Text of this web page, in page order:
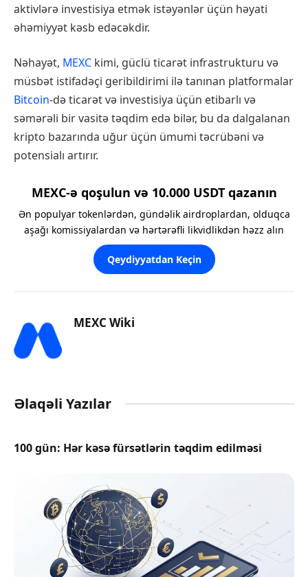
aktivlərə investisiya etmək istəyənlər üçün həyati
əhəmiyyət kəsb edəcəkdir.
Nəhayət, MEXC kimi, güclü ticarət infrastrukturu və
müsbət istifadəçi geribildirimi ilə tanınan platformalar
Bitcoin-də ticarət və investisiya üçün etibarlı və
səmərəli bir vasitə təqdim edə bilər, bu da dalgalanan
kripto bazarında uğur üçün ümumi təcrübəni və
potensialı artırır.
MEXC-ə qoşulun və 10.000 USDT qazanın
Ən populyar tokenlərdən, gündəlik airdroplardan, olduqca
aşağı komissiyalardan və hərtərəfli likvidlikdən həzz alın
Qeydiyyatdan Keçin
MEXC Wiki
Əlaqəli Yazılar
100 gün: Hər kəsə fürsətlərin təqdim edilməsi